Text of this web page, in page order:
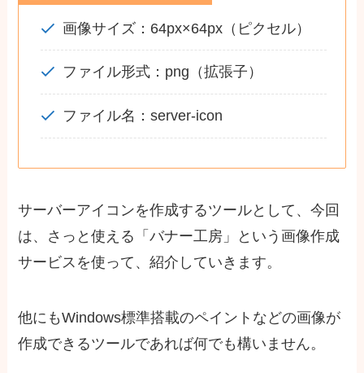
画像サイズ：64px×64px（ピクセル）
ファイル形式：png（拡張子）
ファイル名：server-icon
サーバーアイコンを作成するツールとして、今回
は、さっと使える「バナー工房」という画像作成
サービスを使って、紹介していきます。
他にもWindows標準搭載のペイントなどの画像が
作成できるツールであれば何でも構いません。